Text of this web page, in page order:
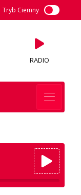
Tryb Ciemny
RADIO